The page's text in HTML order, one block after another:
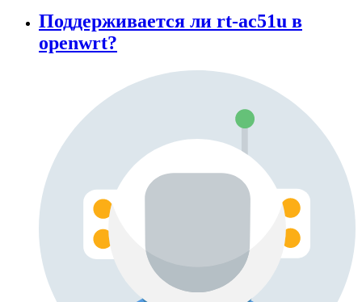
Поддерживается ли rt-ac51u в
openwrt?